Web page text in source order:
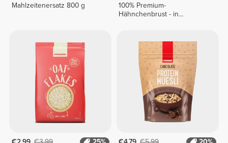
Mahlzeitenersatz 800 g
100% Premium-
Hähnchenbrust - in